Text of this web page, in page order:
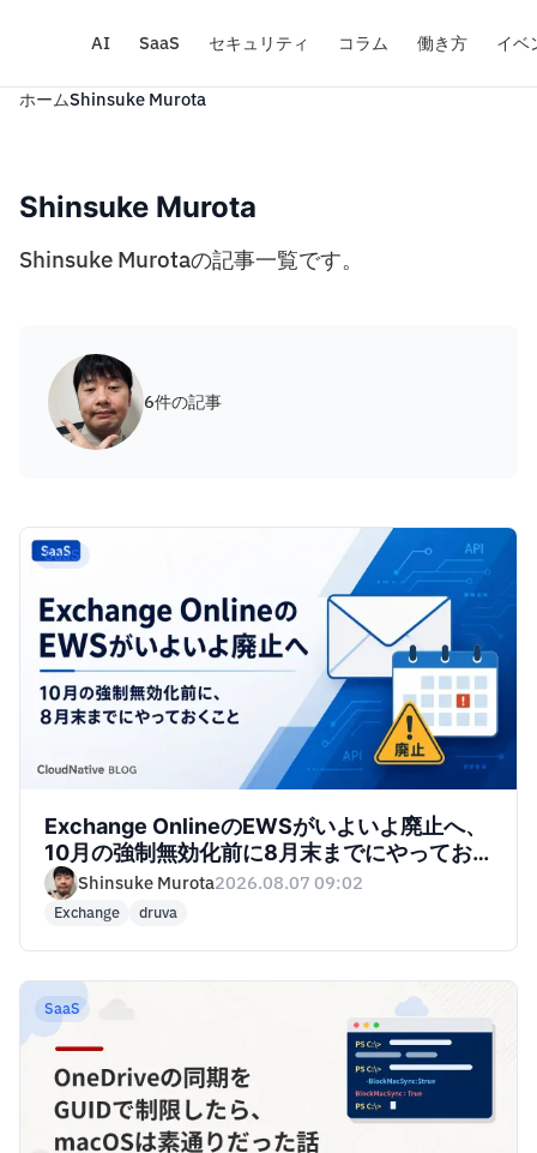
AI SaaS セキュリティ コラム 働き方 イベ
ホームShinsuke Murota
Shinsuke Murota
Shinsuke Murotaの記事一覧です。
6件の記事
SaaS
Exchange OnlineのEWSがいよいよ廃止へ、
10月の強制無効化前に8月末までにやってお
くことShinsuke Murota2026.08.07 09:02
Exchange druva
SaaS